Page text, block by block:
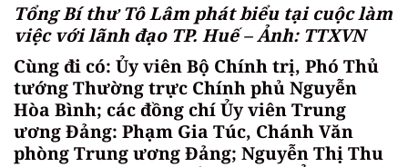
Tổng Bí thư Tô Lâm phát biểu tại cuộc làm
việc với lãnh đạo TP. Huế – Ảnh: TTXVN
Cùng đi có: Ủy viên Bộ Chính trị, Phó Thủ
tướng Thường trực Chính phủ Nguyễn
Hòa Bình; các đồng chí Ủy viên Trung
ương Đảng: Phạm Gia Túc, Chánh Văn
phòng Trung ương Đảng; Nguyễn Thị Thu